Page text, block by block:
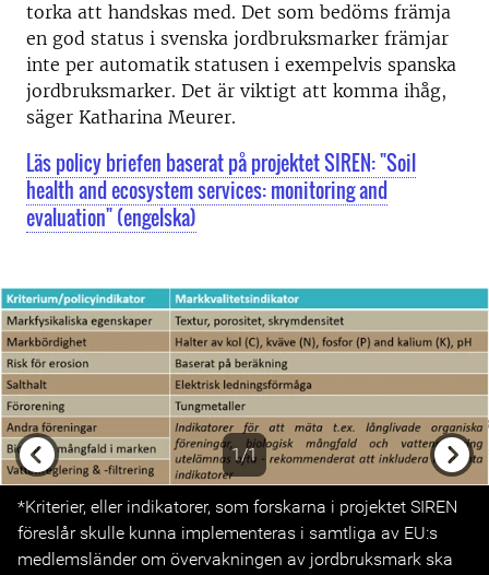
torka att handskas med. Det som bedöms främja
en god status i svenska jordbruksmarker främjar
inte per automatik statusen i exempelvis spanska
jordbruksmarker. Det är viktigt att komma ihåg,
säger Katharina Meurer.
Läs policy briefen baserat på projektet SIREN: "Soil
health and ecosystem services: monitoring and
evaluation" (engelska)
1/1
Previous
Next
*Kriterier, eller indikatorer, som forskarna i projektet SIREN
föreslår skulle kunna implementeras i samtliga av EU:s
medlemsländer om övervakningen av jordbruksmark ska